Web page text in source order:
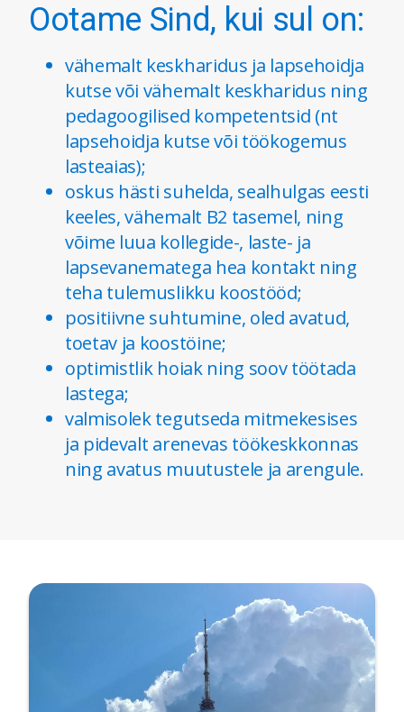
Ootame Sind, kui sul on:
vähemalt keskharidus ja lapsehoidja
kutse või vähemalt keskharidus ning
pedagoogilised kompetentsid (nt
lapsehoidja kutse või töökogemus
lasteaias);
oskus hästi suhelda, sealhulgas eesti
keeles, vähemalt B2 tasemel, ning
võime luua kollegide-, laste- ja
lapsevanematega hea kontakt ning
teha tulemuslikku koostööd;
positiivne suhtumine, oled avatud,
toetav ja koostöine;
optimistlik hoiak ning soov töötada
lastega;
valmisolek tegutseda mitmekesises
ja pidevalt arenevas töökeskkonnas
ning avatus muutustele ja arengule.